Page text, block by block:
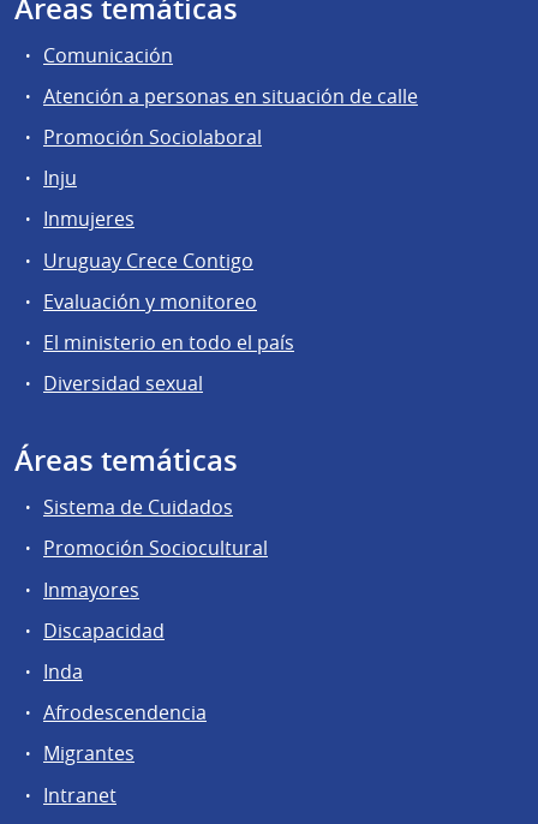
Áreas temáticas
Comunicación
Atención a personas en situación de calle
Promoción Sociolaboral
Inju
Inmujeres
Uruguay Crece Contigo
Evaluación y monitoreo
El ministerio en todo el país
Diversidad sexual
Áreas temáticas
Sistema de Cuidados
Promoción Sociocultural
Inmayores
Discapacidad
Inda
Afrodescendencia
Migrantes
Intranet